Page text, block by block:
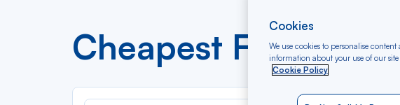
Cheapest Flight
Cookies
We use cookies to personalise
information about your use of our
Cookie Policy